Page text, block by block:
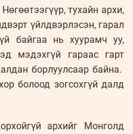
тухайн архи,
үйлдвэрлэсэн, гарал
байгаа нь хуурамч уу,
мэдэхгүй гараас гарт
борлуулсаар байна.
болоод зогсохгүй далд
архийг Монголд